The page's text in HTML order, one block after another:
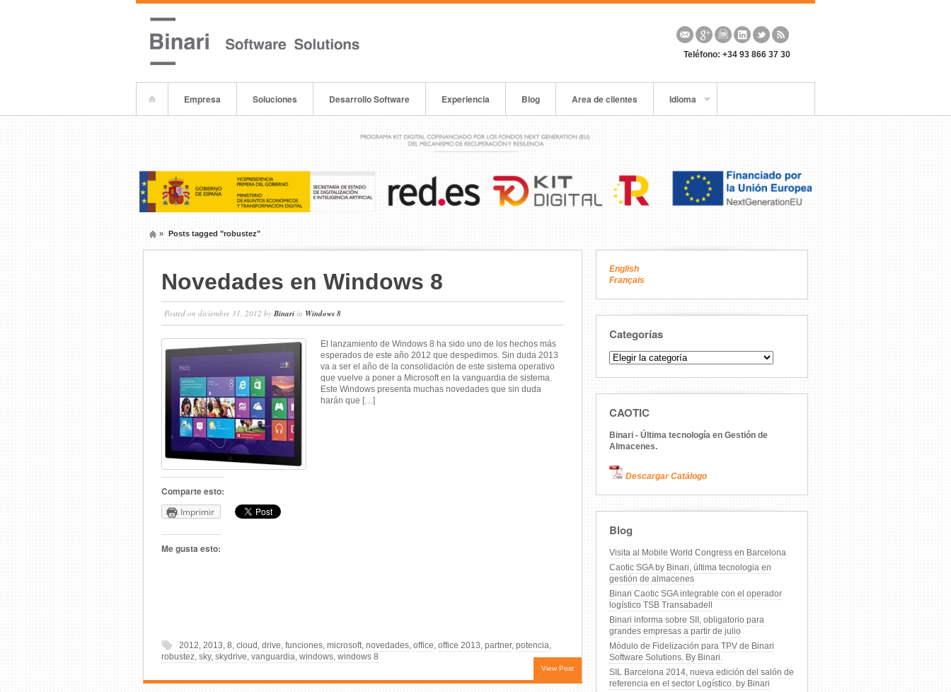
Teléfono: +34 93 866 37 30
Empresa Soluciones Desarrollo Software Experiencia Blog Area de clientes Idioma
» Posts tagged "robustez"
Novedades en Windows 8
Posted on diciembre 31, 2012 byBinari in Windows 8
El lanzamiento de Windows 8 ha sido uno de los hechos más
esperados de este año 2012 que despedimos. Sin duda 2013
va a ser el año de la consolidación de este sistema operativo
que vuelve a poner a Microsoft en la vanguardia de sistema.
Este Windows presenta muchas novedades que sin duda
harán que […]
Comparte esto:
Imprimir
Me gusta esto:
View Post
2012, 2013, 8, cloud , drive, funciones, microsoft, novedades, office, office 2013, partner, potencia,
robustez, sky, skydrive, vanguardia, windows, windows 8
English
Français
Categorías
Categorías
CAOTIC
Binari - Última tecnología en Gestión de
Almacenes.
Descargar Catálogo
Blog
Visita al Mobile World Congress en Barcelona
Caotic SGA by Binari, última tecnologia en
gestión de almacenes
Binari Caotic SGA integrable con el operador
logístico TSB Transabadell
Binari informa sobre SII, obligatorio para
grandes empresas a partir de julio
Módulo de Fidelización para TPV de Binari
Software Solutions. By Binari.
SIL Barcelona 2014, nueva edición del salón de
referencia en el sector Logístico. by Binari